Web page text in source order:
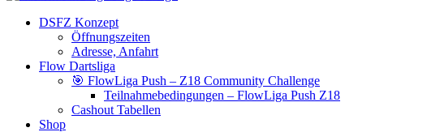
DSFZ Konzept
Öffnungszeiten
Adresse, Anfahrt
Flow Dartsliga
🎯 FlowLiga Push – Z18 Community Challenge
Teilnahmebedingungen – FlowLiga Push Z18
Cashout Tabellen
Shop